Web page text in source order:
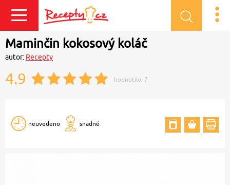
Přihlásit se
Maminčin kokosový koláč
autor: Recepty
4.9 hodnotilo: 7
neuvedeno snadné